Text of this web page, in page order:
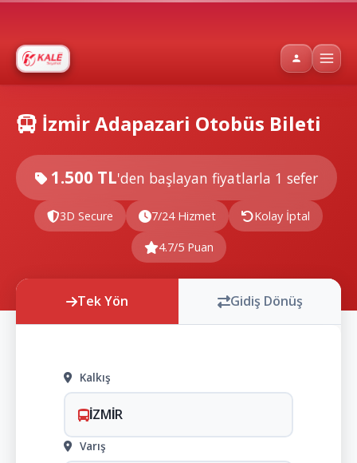
İzmi̇r Adapazari Otobüs Bileti
1.500 TL'den başlayan fiyatlarla 1 sefer
3D Secure 7/24 Hizmet Kolay İptal
4.7/5 Puan
Tek Yön Gidiş Dönüş
Kalkış
İZMİR
Varış